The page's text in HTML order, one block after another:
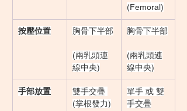
(Femoral)
按壓位置 胸骨下半部
(兩乳頭連
線中央)
胸骨下半部
(兩乳頭連
線中央)
手部放置
雙手交疊
(掌根發力)
單手 或 雙
手交疊